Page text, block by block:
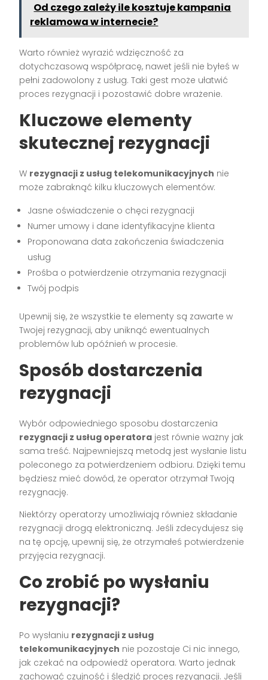
Od czego zależy ile kosztuje kampania
reklamowa w internecie?
Warto również wyrazić wdzięczność za
dotychczasową współpracę, nawet jeśli nie byłeś w
pełni zadowolony z usług. Taki gest może ułatwić
proces rezygnacji i pozostawić dobre wrażenie.
Kluczowe elementy
skutecznej rezygnacji
W rezygnacji z usług telekomunikacyjnych nie
może zabraknąć kilku kluczowych elementów:
Jasne oświadczenie o chęci rezygnacji
Numer umowy i dane identyfikacyjne klienta
Proponowana data zakończenia świadczenia
usług
Prośba o potwierdzenie otrzymania rezygnacji
Twój podpis
Upewnij się, że wszystkie te elementy są zawarte w
Twojej rezygnacji, aby uniknąć ewentualnych
problemów lub opóźnień w procesie.
Sposób dostarczenia
rezygnacji
Wybór odpowiedniego sposobu dostarczenia
rezygnacji z usług operatora jest równie ważny jak
sama treść. Najpewniejszą metodą jest wysłanie listu
poleconego za potwierdzeniem odbioru. Dzięki temu
będziesz mieć dowód, że operator otrzymał Twoją
rezygnację.
Niektórzy operatorzy umożliwiają również składanie
rezygnacji drogą elektroniczną. Jeśli zdecydujesz się
na tę opcję, upewnij się, że otrzymałeś potwierdzenie
przyjęcia rezygnacji.
Co zrobić po wysłaniu
rezygnacji?
Po wysłaniu rezygnacji z usług
telekomunikacyjnych nie pozostaje Ci nic innego,
jak czekać na odpowiedź operatora. Warto jednak
zachować czujność i śledzić proces rezygnacji. Jeśli